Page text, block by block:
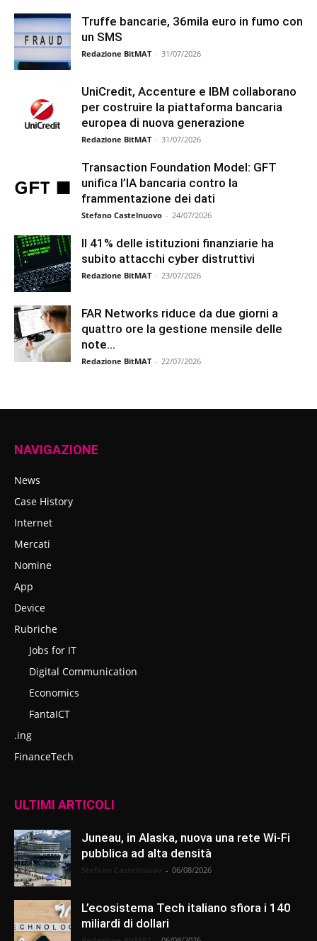
Truffe bancarie, 36mila euro in fumo con
un SMS
Redazione BitMAT - 31/07/2026
UniCredit, Accenture e IBM collaborano
per costruire la piattaforma bancaria
europea di nuova generazione
Redazione BitMAT - 31/07/2026
Transaction Foundation Model: GFT
unifica l’IA bancaria contro la
frammentazione dei dati
Stefano Castelnuovo - 24/07/2026
Il 41% delle istituzioni finanziarie ha
subito attacchi cyber distruttivi
Redazione BitMAT - 23/07/2026
FAR Networks riduce da due giorni a
quattro ore la gestione mensile delle
note...
Redazione BitMAT - 22/07/2026
NAVIGAZIONE
News
Case History
Internet
Mercati
Nomine
App
Device
Rubriche
Jobs for IT
Digital Communication
Economics
FantaICT
.ing
FinanceTech
ULTIMI ARTICOLI
Juneau, in Alaska, nuova una rete Wi-Fi
pubblica ad alta densità
- 06/08/2026
L’ecosistema Tech italiano sfiora i 140
miliardi di dollari